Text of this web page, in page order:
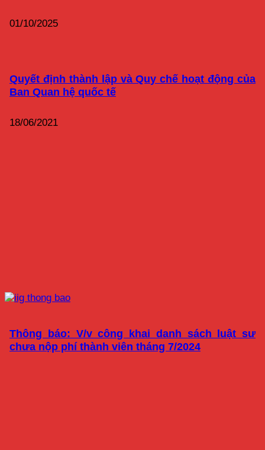
01/10/2025
Quyết định thành lập và Quy chế hoạt động của
Ban Quan hệ quốc tế
18/06/2021
Thông báo: V/v công khai danh sách luật sư
chưa nộp phí thành viên tháng 7/2024